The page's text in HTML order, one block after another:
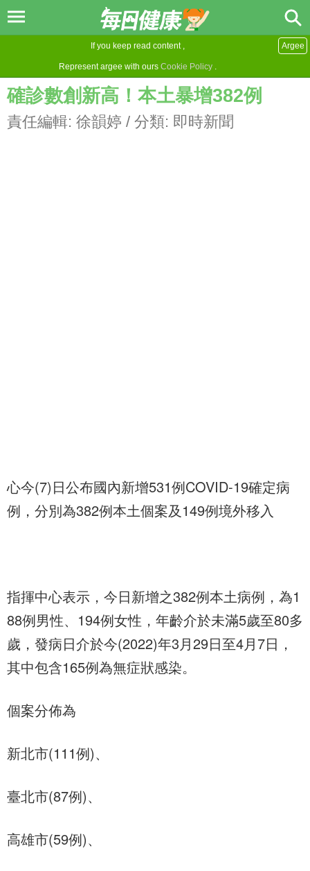
If you keep read content ,
Represent argee with ours Cookie Policy .
Argee
確診數創新高！本土暴增382例
責任編輯: 徐韻婷 / 分類: 即時新聞
心今(7)日公布國內新增531例COVID-19確定病
例，分別為382例本土個案及149例境外移入
指揮中心表示，今日新增之382例本土病例，為1
88例男性、194例女性，年齡介於未滿5歲至80多
歲，發病日介於今(2022)年3月29日至4月7日，
其中包含165例為無症狀感染。
個案分佈為
新北市(111例)、
臺北市(87例)、
高雄市(59例)、